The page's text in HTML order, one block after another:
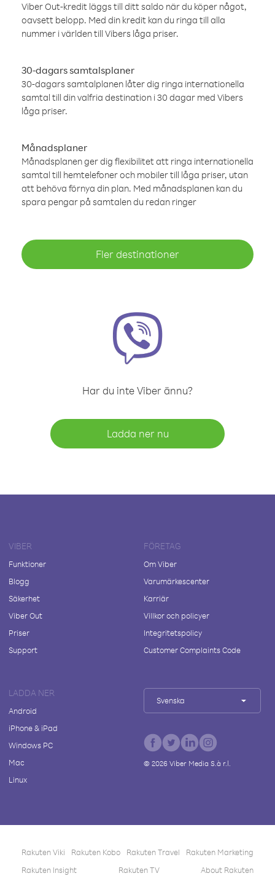
Viber Out-kredit läggs till ditt saldo när du köper något,
oavsett belopp. Med din kredit kan du ringa till alla
nummer i världen till Vibers låga priser.
30-dagars samtalsplaner
30-dagars samtalplanen låter dig ringa internationella
samtal till din valfria destination i 30 dagar med Vibers
låga priser.
Månadsplaner
Månadsplanen ger dig flexibilitet att ringa internationella
samtal till hemtelefoner och mobiler till låga priser, utan
att behöva förnya din plan. Med månadsplanen kan du
spara pengar på samtalen du redan ringer
Fler destinationer
Har du inte Viber ännu?
Ladda ner nu
VIBER
Funktioner
Blogg
Säkerhet
Viber Out
Priser
Support
FÖRETAG
Om Viber
Varumärkescenter
Karriär
Villkor och policyer
Integritetspolicy
Customer Complaints Code
LADDA NER
Android
iPhone & iPad
Windows PC
Mac
Linux
Svenska
© 2026Viber Media S.à r.l.
Rakuten Viki Rakuten Kobo Rakuten Travel
Rakuten Marketing
Rakuten Insight
Rakuten TV About Rakuten